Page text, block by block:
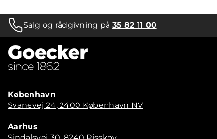
Salg og rådgivning på35 82 11 00
København
Svanevej 24, 2400 København NV
Aarhus